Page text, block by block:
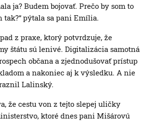
ja? Budem bojovať. Prečo by som to
tak?“ pýtala sa pani Emília.
z praxe, ktorý potvrdzuje, že
štátu sú lenivé. Digitalizácia samotná
občana a zjednodušovať prístup
a nakoniec aj k výsledku. A nie
Lalinský.
že cestu von z tejto slepej uličky
ktoré dnes pani Mišárovú